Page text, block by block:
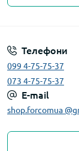
Телефони
099 4-75-75-37
073 4-75-75-37
E-mail
shop.forcomua